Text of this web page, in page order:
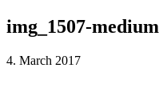
img_1507-medium
4. March 2017